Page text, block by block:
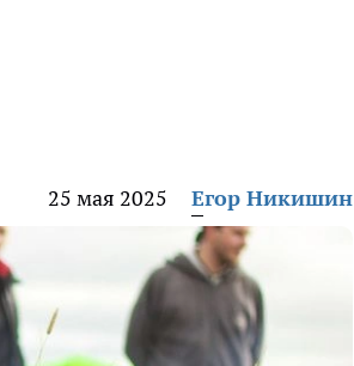
25 мая 2025 Егор Никишин